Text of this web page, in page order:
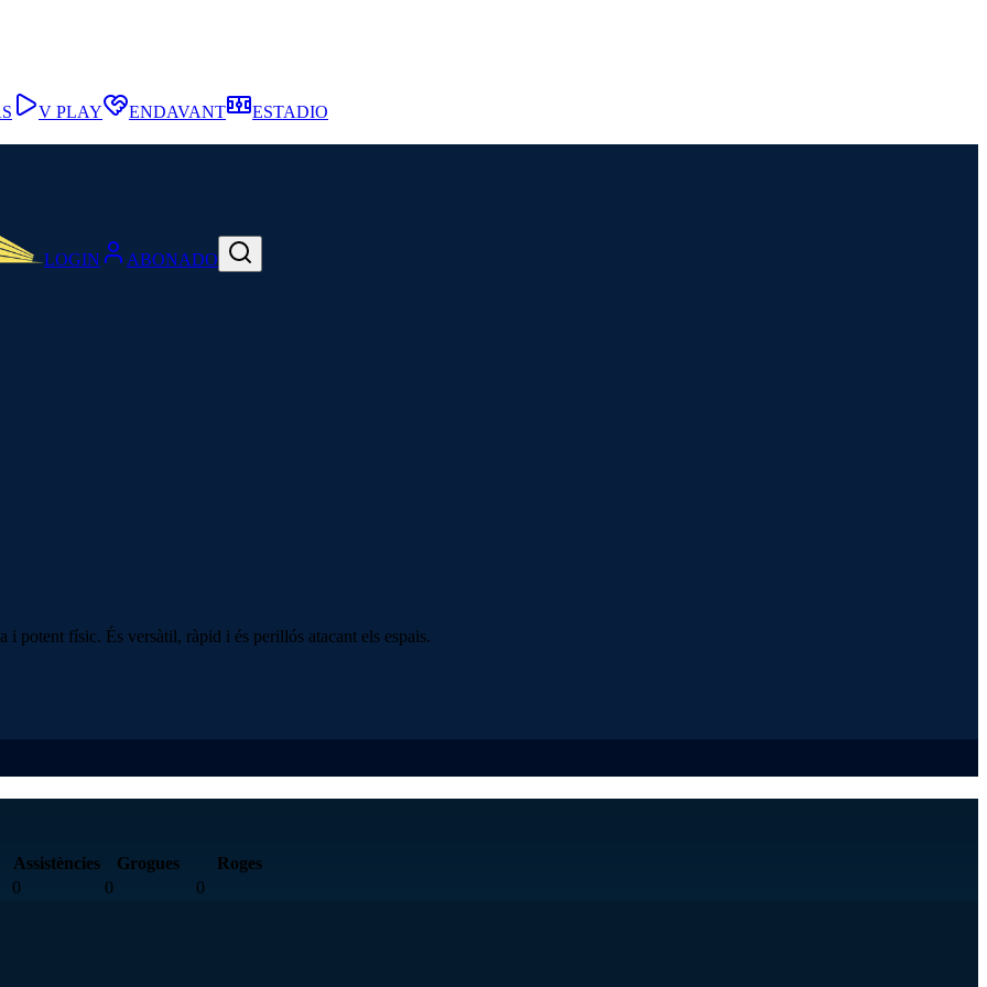
LOGIN ABONADO
V PLAY ENDAVANT ESTADIO
potent físic. És versàtil, ràpid i és perillós atacant els espais.
Assistències Grogues
Roges
0
0 0